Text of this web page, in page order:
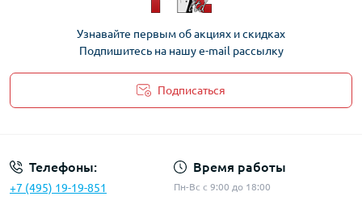
Узнавайте первым об акциях и скидках
Подпишитесь на нашу e-mail рассылку
Подписаться
Телефоны:
+7 (495) 19-19-851
Время работы
Пн-Вс с 9:00 до 18:00